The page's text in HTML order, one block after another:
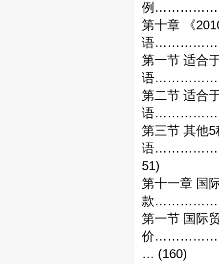
例
第十章 《
语
第一节 适合
语
第二节 适合
语
第三节 其他
语
51)
第十一章 国
款
第一节 国际
价
… (160)